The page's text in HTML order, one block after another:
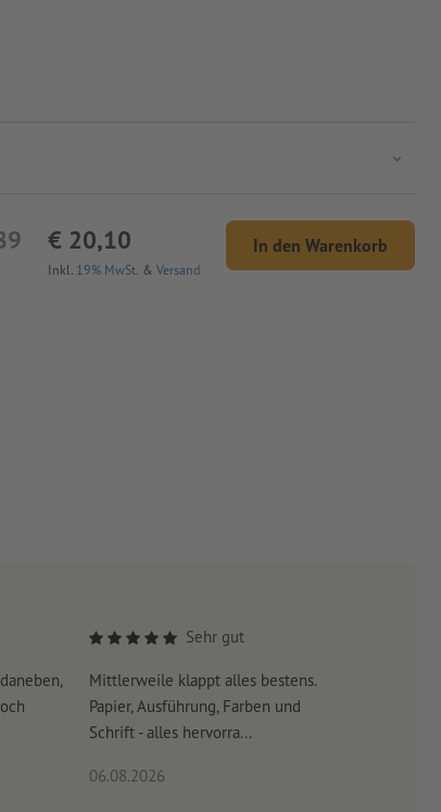
Inkl. 19% MwSt. & Versand
€ 20,10 In den Warenkorb
Sehr gut
Mittlerweile klappt alles bestens.
Papier, Ausführung, Farben und
Schrift - alles hervorra...
06.08.2026